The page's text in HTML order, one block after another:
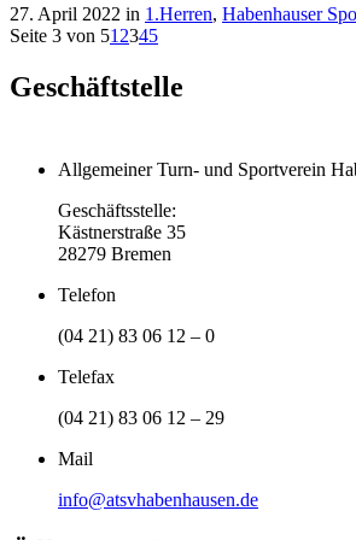
27. April 2022 in 1.Herren, Habenhauser
Seite 3 von 51 2345
Geschäftstelle
Allgemeiner Turn- und Sportverein
Geschäftsstelle:
Kästnerstraße 35
28279 Bremen
Telefon
(04 21) 83 06 12 – 0
Telefax
(04 21) 83 06 12 – 29
Mail
info@atsvhabenhausen.de